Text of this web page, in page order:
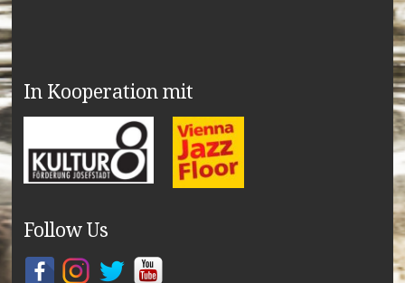
In Kooperation mit
Follow Us